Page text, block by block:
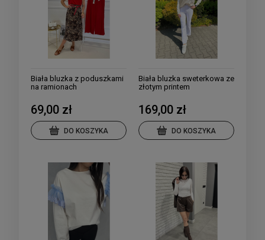
Biała bluzka z poduszkami
na ramionach
69,00 zł
DO KOSZYKA
Biała bluzka sweterkowa ze
złotym printem
169,00 zł
DO KOSZYKA